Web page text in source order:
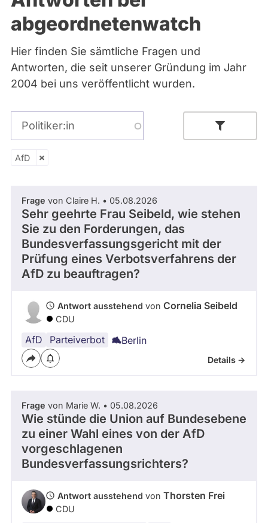
Bremen
Hamburg
Hessen
Mecklenburg-Vorpommern
Niedersachsen
Nordrhein-Westfalen
Rheinland-Pfalz
Schleswig-Holstein
Thüringen
Spenden
abgeordnetenwatch
Hier finden Sie sämtliche Fragen und
Antworten, die seit unserer Gründung im Jahr
2004 bei uns veröffentlicht wurden.
AfD
Parlamentsperiode
Partei
- Alle -
Zeitraum
AfD
Frage von Claire H. • 05.08.2026
Sehr geehrte Frau Seibeld, wie stehen
Sie zu den Forderungen, das
Bundesverfassungsgericht mit der
Prüfung eines Verbotsverfahrens der
AfD zu beauftragen?
Antwort ausstehend von Cornelia Seibeld
CDU
AfD Parteiverbot Berlin
Details ->
Frage von Marie W. • 05.08.2026
Wie stünde die Union auf Bundesebene
zu einer Wahl eines von der AfD
vorgeschlagenen
Bundesverfassungsrichters?
Antwort ausstehend von Thorsten Frei
CDU